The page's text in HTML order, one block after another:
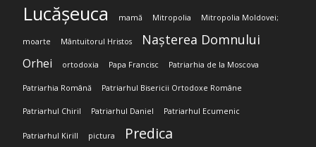
Lucășeuca mamă Mitropolia Mitropolia Moldovei;
moarte Mântuitorul Hristos Nașterea Domnului
Orhei ortodoxia Papa Francisc Patriarhia de la Moscova
Patriarhia Română Patriarhul Bisericii Ortodoxe Române
Patriarhul Chiril Patriarhul Daniel Patriarhul Ecumenic
Patriarhul Kirill pictura Predica